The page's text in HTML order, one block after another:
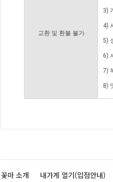
교환 및 환불 불가
3)
4)
5)
6)
7)
8)
꽃마 소개 내가게 열기(입점안내)